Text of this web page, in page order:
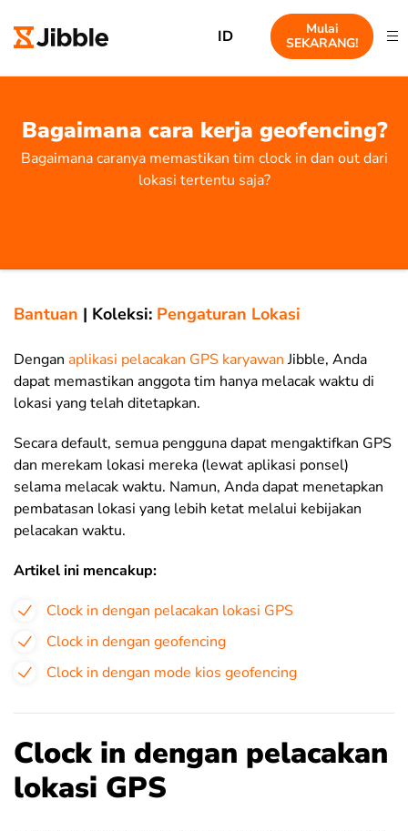
ID
Mulai
SEKARANG!
Bagaimana cara kerja geofencing?
Bagaimana caranya memastikan tim clock in dan out dari
lokasi tertentu saja?
Bantuan | Koleksi: Pengaturan Lokasi
Dengan aplikasi pelacakan GPS karyawanJibble, Anda
dapat memastikan anggota tim hanya melacak waktu di
lokasi yang telah ditetapkan.
Secara default, semua pengguna dapat mengaktifkan GPS
dan merekam lokasi mereka (lewat aplikasi ponsel)
selama melacak waktu. Namun, Anda dapat menetapkan
pembatasan lokasi yang lebih ketat melalui kebijakan
pelacakan waktu.
Artikel ini mencakup:
Clock in dengan pelacakan lokasi GPS
Clock in dengan geofencing
Clock in dengan mode kios geofencing
Clock in dengan pelacakan
lokasi GPS